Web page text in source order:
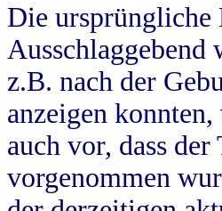
Die ursprüngliche
Ausschlaggebend
z.B. nach der
anzeigen
auch vor, dass
vorgenommen